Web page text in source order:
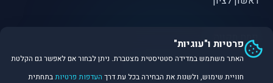
פתח תקווה
פרטיות ו"עוגיות"
האתר משתמש במדידה סטטיסטית מצטברת. ניתן לבחור אם לאפשר גם הקלטת
חוויית שימוש, ולשנות את הבחירה בכל עת דרך העדפות פרטיותבתחתית